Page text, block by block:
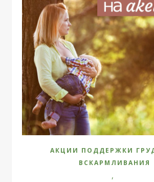
АКЦИИ ПОДДЕРЖКИ
ВСКАРМЛИВАНИЯ
,